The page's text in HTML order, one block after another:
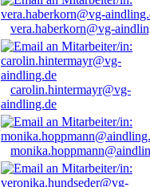
vera.haberkorn@vg-
carolin.hintermayr@vg-
aindling.de